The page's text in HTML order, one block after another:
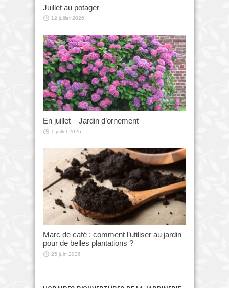
Juillet au potager
12 juillet 2026
En juillet – Jardin d’ornement
1 juillet 2026
Marc de café : comment l’utiliser au jardin
pour de belles plantations ?
25 juin 2026